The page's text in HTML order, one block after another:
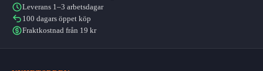
Leverans 1–3 arbetsdagar
100 dagars öppet köp
Fraktkostnad från 19 kr